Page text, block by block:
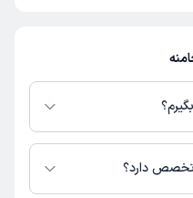
فعال و نوبت‌دهی باز در پلتفرم
دریافت نوبت اقدام کنید. در
تخصص دارد؟